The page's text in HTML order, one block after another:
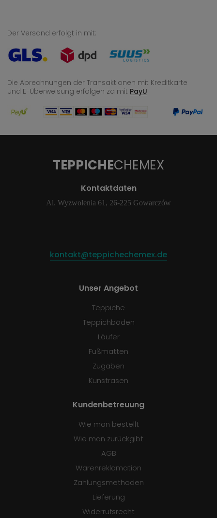
Der Versand erfolgt in mit:
Die Abrechnungen der Transaktionen mit Kreditkarte
und E-Überweisung erfolgen za mit PayU
TEPPICHECHEMEX
Kontaktdaten
Al. Wyzwolenia 61, 26-225 Gowarczów
kontakt@teppichechemex.de
Unser Angebot
Teppiche
Teppichböden
Läufer
Fußmatten
Zugaben
Kunstrasen
Kundenbetreuung
Wie man bestellt
Wie man zurückgibt
AGB
Warenreklamation
Zahlungsmethoden
Lieferung
Widerrufsrecht